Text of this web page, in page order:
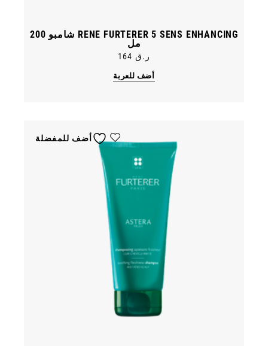
RENE FURTERER 5 SENS ENHANCING شامبو 200
مل
ر.ق
أضف للعربة
أضف للمفضلة